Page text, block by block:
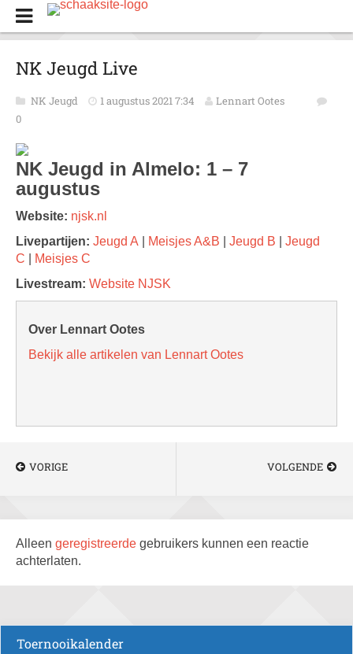
NK Jeugd Live
NK Jeugd 1 augustus 2021 7:34
Lennart Ootes
0
NK Jeugd in Almelo: 1 – 7
augustus
Website: njsk.nl
Livepartijen: Jeugd A Meisjes A&B Jeugd B
Jeugd
C
Meisjes C
Livestream: Website NJSK
Over Lennart Ootes
Bekijk alle artikelen van Lennart Ootes
VORIGE VOLGENDE
Alleen geregistreerde gebruikers kunnen een reactie
achterlaten.
Toernooikalender